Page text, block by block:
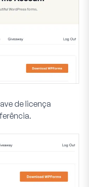
de licença